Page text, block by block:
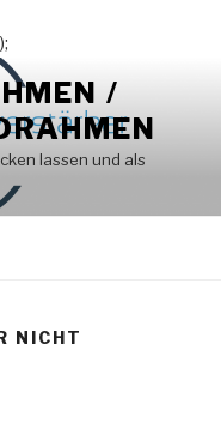
/
lassen und als
NICHT